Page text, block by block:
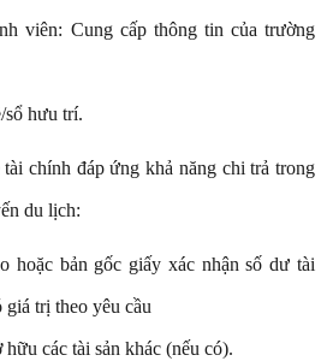
viên: Cung cấp thông tin của trường
sổ hưu trí.
chính đáp ứng khả năng chi trả trong
du lịch:
hoặc bản gốc giấy xác nhận số dư tài
giá trị theo yêu cầu
các tài sản khác (nếu có).